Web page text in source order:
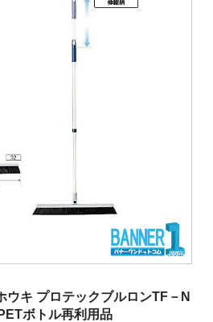
ウキ プロテックブルロンTF－N
ボトル再利用品